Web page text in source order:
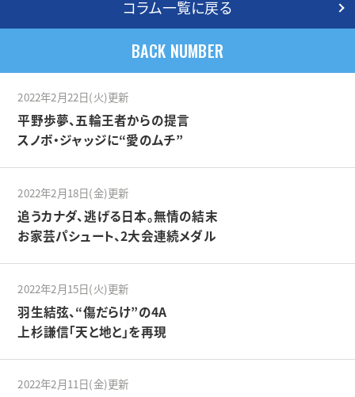
コラム一覧に戻る
BACK NUMBER
2022年2月22日(火)更新
平野歩夢、五輪王者からの提言
スノボ・ジャッジに“愛のムチ”
2022年2月18日(金)更新
追うカナダ、逃げる日本。無情の結末
お家芸パシュート、2大会連続メダル
2022年2月15日(火)更新
羽生結弦、“傷だらけ”の4A
上杉謙信「天と地と」を再現
2022年2月11日(金)更新